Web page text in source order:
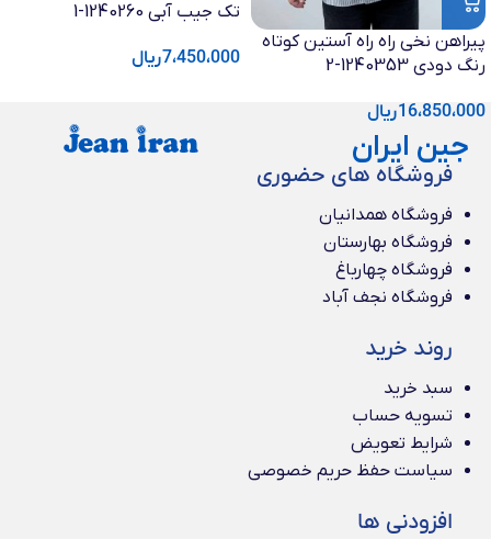
پیراهن نخی راه راه آستین کوتاه
رنگ دودی 1240353-2
16،850،000ریال
تک جیب آبی 1240260-1
7،450،000ریال
جین ایران
فروشگاه های حضوری
فروشگاه همدانیان
فروشگاه بهارستان
فروشگاه چهارباغ
فروشگاه نجف آباد
روند خرید
سبد خرید
تسویه حساب
شرایط تعویض
سیاست حفظ حریم خصوصی
افزودنی ها